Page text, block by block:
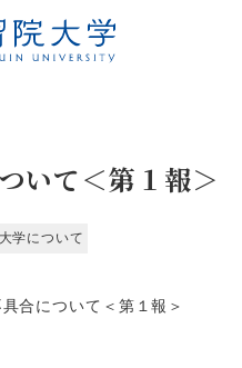
いて＜第１報＞
学について
合について＜第１報＞